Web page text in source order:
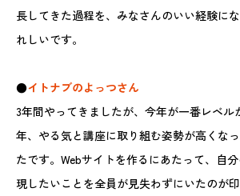
長してきた過程を、みなさんのいい経験に
れしいです。
●イトナブのよっつさん
3年間やってきましたが、今年が一番レベル
年、やる気と講座に取り組む姿勢が高くな
たです。Webサイトを作るにあたって、自
現したいことを全員が見失わずにいたのが印